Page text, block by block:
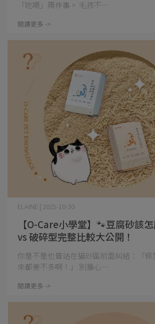
「吃喝」兩件事。 毛孩不⋯
閱讀更多 ->
【O-Care小學堂】🐾豆腐砂該
vs 破碎型完整比較大公開！
ELAINE | 2025-10-30
你是不是也曾站在貓砂區前面糾結：「
來都差不多啊！」 別擔心⋯
閱讀更多 ->